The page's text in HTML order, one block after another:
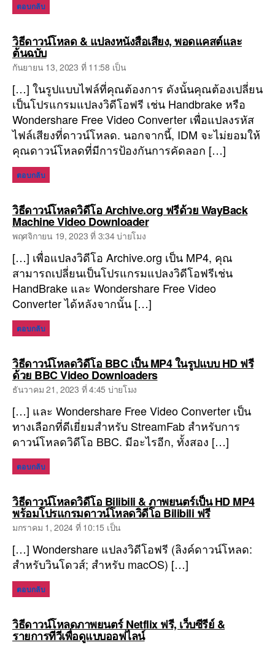
ตอบกลับ
วิธีดาวน์โหลด & แปลงหนังสือเสียง, พอดแคสต์และ
ต้นฉบับพูด
ว่า:
กันยายน 13, 2023 ที่ 11:58 เป็น
[…] ในรูปแบบไฟล์ที่คุณต้องการ ดังนั้นคุณต้องเปลี่ยน
เป็นโปรแกรมแปลงวิดีโอฟรี เช่น Handbrake หรือ
Wondershare Free Video Converter เพื่อแปลงรหัส
ไฟล์เสียงที่ดาวน์โหลด. นอกจากนี้, IDM จะไม่ยอมให้
คุณดาวน์โหลดที่มีการป้องกันการคัดลอก […]
ตอบกลับ
วิธีดาวน์โหลดวิดีโอ Archive.org ฟรีด้วย WayBack
Machine Video Downloaderพูด
พฤศจิกายน 19, 2023 ที่ 3:34 บ่ายโมง
[…] เพื่อแปลงวิดีโอ Archive.org เป็น MP4, คุณ
สามารถเปลี่ยนเป็นโปรแกรมแปลงวิดีโอฟรีเช่น
HandBrake และ Wondershare Free Video
Converter ได้หลังจากนั้น […]
ตอบกลับ
วิธีดาวน์โหลดวิดีโอ BBC เป็น MP4 ในรูปแบบ HD ฟรี
ด้วย BBC Video Downloadersพูด
ธันวาคม 21, 2023 ที่ 4:45 บ่ายโมง
[…] และ Wondershare Free Video Converter เป็น
ทางเลือกที่ดีเยี่ยมสำหรับ StreamFab สำหรับการ
ดาวน์โหลดวิดีโอ BBC. มีอะไรอีก, ทั้งสอง […]
ตอบกลับ
วิธีดาวน์โหลดวิดีโอ Bilibili & ภาพยนตร์เป็น HD MP4
พร้อมโปรแกรมดาวน์โหลดวิดีโอ Bilibili ฟรีพูด
มกราคม 1, 2024 ที่ 10:15 เป็น
[…] Wondershare แปลงวิดีโอฟรี (ลิงค์ดาวน์โหลด:
สำหรับวินโดวส์; สำหรับ macOS) […]
ตอบกลับ
วิธีดาวน์โหลดภาพยนตร์ Netflix ฟรี, เว็บซีรีย์ &
รายการทีวีเพื่อดูแบบออฟไลน์พูด